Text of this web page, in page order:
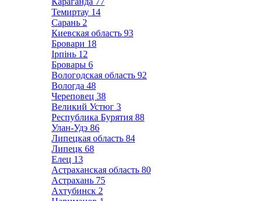
Темиртау 14
Сарань 2
Киевская область 93
Бровари 18
Ірпінь 12
Бровары 6
Вологодская область 92
Вологда 48
Череповец 38
Великий Устюг 3
Республика Бурятия 88
Улан-Удэ 86
Липецкая область 84
Липецк 68
Елец 13
Астраханская область 80
Астрахань 75
Ахтубинск 2